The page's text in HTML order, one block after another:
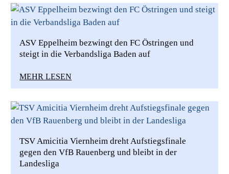
ASV Eppelheim bezwingt den FC Östringen und
steigt in die Verbandsliga Baden auf
MEHR LESEN
TSV Amicitia Viernheim dreht Aufstiegsfinale
gegen den VfB Rauenberg und bleibt in der
Landesliga